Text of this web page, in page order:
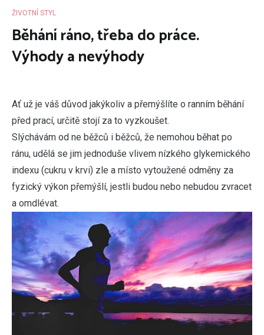
ŽIVOTNÍ STYL
Běhání ráno, třeba do práce.
Výhody a nevýhody
Ať už je váš důvod jakýkoliv a přemýšlíte o ranním běhání
před prací, určitě stojí za to vyzkoušet.
Slýchávám od ne běžců i běžců, že nemohou běhat po
ránu, udělá se jim jednoduše vlivem nízkého glykemického
indexu (cukru v krvi) zle a místo vytoužené odměny za
fyzický výkon přemýšlí, jestli budou nebo nebudou zvracet
a omdlévat.